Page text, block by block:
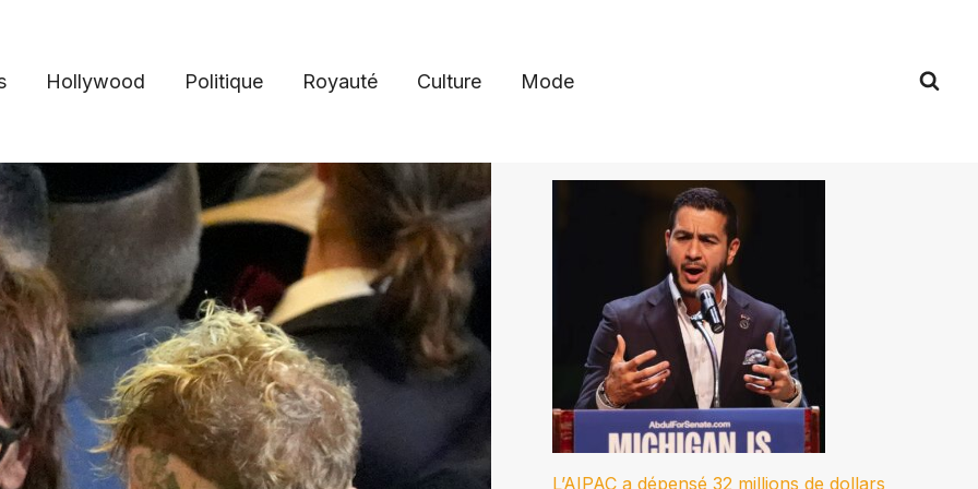
Hollywood Politique Royauté Culture Mode
L’AIPAC a dépensé 32 millions de dollars